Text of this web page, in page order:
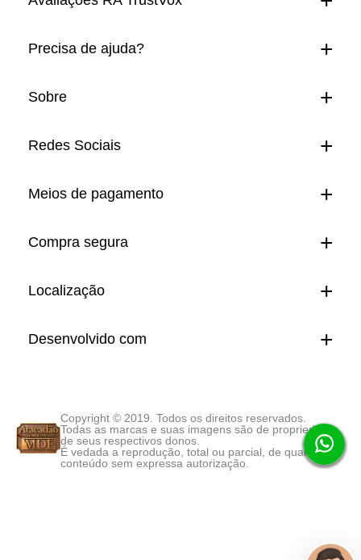
Precisa de ajuda?
Sobre
Redes Sociais
Meios de pagamento
Compra segura
Localização
Desenvolvido com
Copyright © 2019. Todos os direitos reservados.
Todas as marcas e suas imagens são de propriedade
de seus respectivos donos.
É vedada a reprodução, total ou parcial, de qualquer
conteúdo sem expressa autorização.